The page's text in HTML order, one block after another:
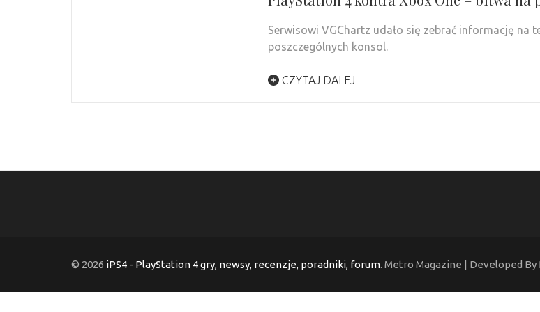
Serwisowi VGChartz udało się zebrać informację na
poszczególnych konsol.
CZYTAJ DALEJ
© 2026 iPS4 - PlayStation 4 gry, newsy, recenzje, poradniki, forum. Metro Magazine | Developed By